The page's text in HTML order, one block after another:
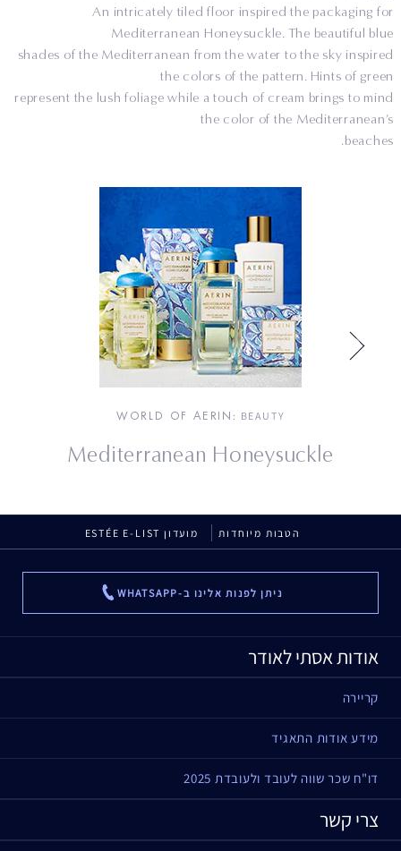
An intricately tiled floor inspired the packaging for
Mediterranean Honeysuckle. The beautiful blue
shades of the Mediterranean from the water to the sky inspired
the colors of the pattern. Hints of green
represent the lush foliage while a touch of cream brings to mind
the color of the Mediterranean’s
beaches.
WORLD OF AERIN : BEAUTY
Mediterranean Honeysuckle
הטבות מיוחדות מועדון ESTÉE E-LIST
ניתן לפנות אלינו ב-WHATSAPP ...
אודות אסתי לאודר
קריירה
מידע אודות התאגיד
דו"ח שכר שווה לעובד ולעובדת 2025
צרי קשר